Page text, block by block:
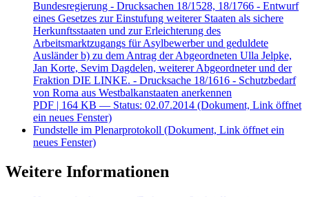
Bundesregierung - Drucksachen 18/1528, 18/1766 - Entwurf
eines Gesetzes zur Einstufung weiterer Staaten als sichere
Herkunftsstaaten und zur Erleichterung des
Arbeitsmarktzugangs für Asylbewerber und geduldete
Ausländer b) zu dem Antrag der Abgeordneten Ulla Jelpke,
Jan Korte, Sevim Dagdelen, weiterer Abgeordneter und der
Fraktion DIE LINKE. - Drucksache 18/1616 - Schutzbedarf
von Roma aus Westbalkanstaaten anerkennen
PDF | 164 KB — Status: 02.07.2014 (Dokument, Link öffnet
ein neues Fenster)
Fundstelle im Plenarprotokoll (Dokument, Link öffnet ein
neues Fenster)
Weitere Informationen